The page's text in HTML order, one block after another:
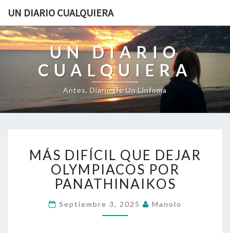
UN DIARIO CUALQUIERA
UN DIARIO
CUALQUIERA
Antes, Diario De Un Linfoma
DIFÍCIL
QUE
DEJAR
OLYMPIACOS
POR
PANATHINAIKOS
MÁS DIFÍCIL QUE DEJAR
OLYMPIACOS POR
PANATHINAIKOS
Septiembre 3, 2025 Manolo